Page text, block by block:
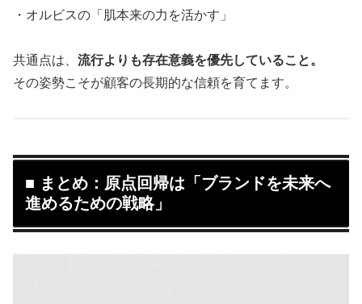
・オルビスの「肌本来の力を活かす」
共通点は、 流行よりも存在意義を優先していること。
その姿勢こそが顧客の長期的な信頼を育てます。
■ まとめ：原点回帰は「ブランドを未来へ
進めるための戦略」